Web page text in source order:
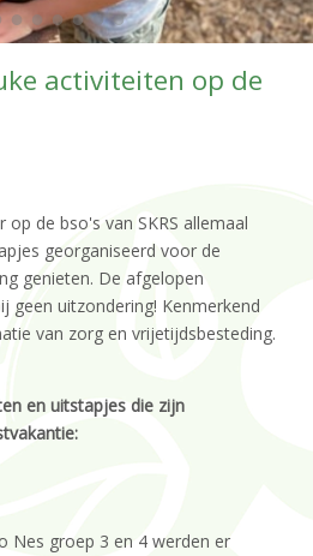
●●●●●●
activiteiten op de
de bso's van SKRS allemaal
georganiseerd voor de
genieten. De afgelopen
geen uitzondering! Kenmerkend
van zorg en vrijetijdsbesteding.
en uitstapjes die zijn
Nes groep 3 en 4 werden er